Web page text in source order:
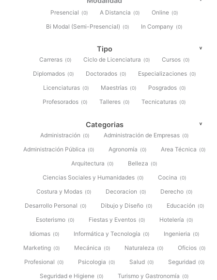
Presencial (0) A Distancia (0) Online (0)
Bi Modal (Semi-Presencial) (0) In Company (0)
Tipo
Carreras (0) Ciclo de Licenciatura (0) Cursos (0)
Diplomados (0) Doctorados (0) Especializaciones (0)
Licenciaturas (0) Maestrías (0) Posgrados (0)
Profesorados (0) Talleres (0) Tecnicaturas (0)
Categorias
Administración (0) Administración de Empresas (0)
Administración Pública (0) Agronomía (0) Area Técnica (0)
Arquitectura (0) Belleza (0)
Ciencias Sociales y Humanidades (0) Cocina (0)
Costura y Modas (0) Decoracion (0) Derecho (0)
Desarrollo Personal (0) Dibujo y Diseño (0) Educación (0)
Esoterismo (0) Fiestas y Eventos (0) Hotelería (0)
Idiomas (0) Informática y Tecnología (0) Ingenieria (0)
Marketing (0) Mecánica (0) Naturaleza (0) Oficios (0)
Profesional (0) Psicologia (0) Salud (0) Seguridad (0)
Seguridad e Higiene (0) Turismo y Gastronomía (0)